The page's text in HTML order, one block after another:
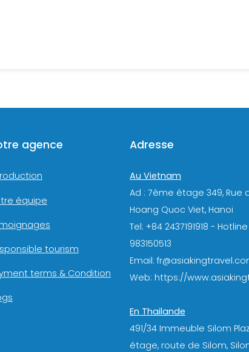
agence
équipe
tourism
terms & Condition
Adresse
Au Vietnam
Ad : 7ème étage 349, Rue
Hoang Quoc Viet, Hanoi
Tel: +84 2437191918 -
983150513
Email:
Web: https://
En Thailande
491/34 Immeuble Silom
étage, route de Silom,